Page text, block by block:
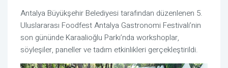
Antalya Büyükşehir Belediyesi tarafından düzenlenen 5.
Uluslararası Foodfest Antalya Gastronomi Festivali’nin
son gününde Karaalioğlu Parkı’nda workshoplar,
söyleşiler, paneller ve tadım etkinlikleri gerçekleştirildi.